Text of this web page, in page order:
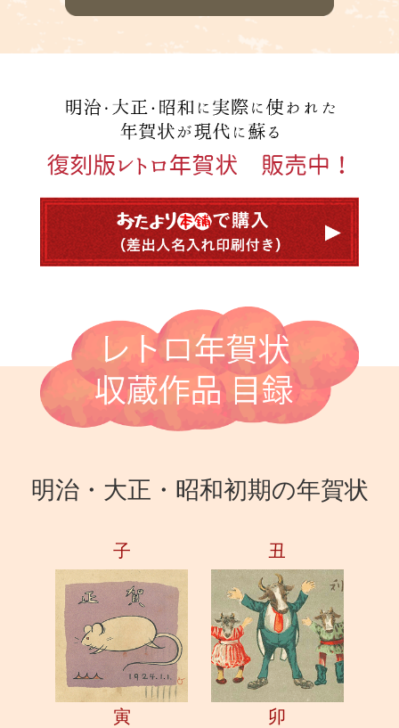
明治・大正・昭和初期の年賀状
子 丑
寅 卯